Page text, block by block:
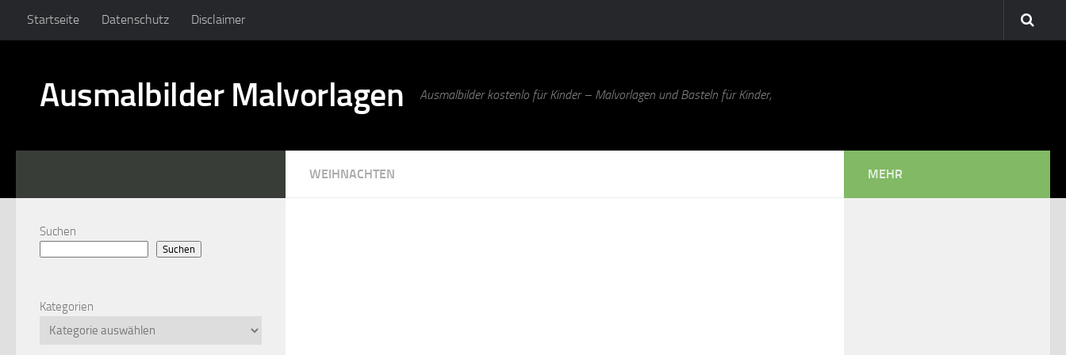
Startseite Datenschutz Disclaimer
Ausmalbilder Malvorlagen Ausmalbilder kostenlo für Kinder – Malvorlagen und Basteln für Kinder,
WEIHNACHTEN
Suchen
Suchen
Kategorien
MEHR